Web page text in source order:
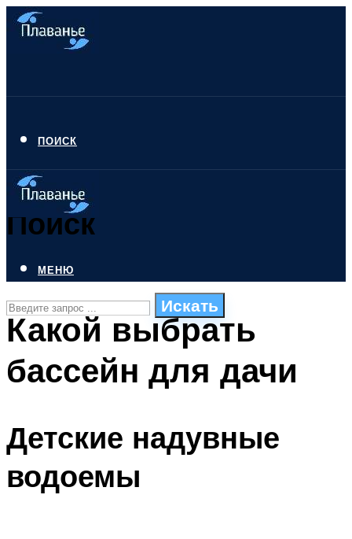
ПОИСК
Поиск
Искать
ПЛАВАНЬЕ ДЛЯ ДЕТЕЙ
ОЧИСТКА БАССЕЙНОВ
МЕНЮ
МЕНЮ
Какой выбрать
бассейн для дачи
Детские надувные
водоемы